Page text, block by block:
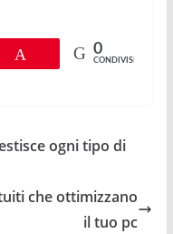
0
CONDIVISIONI
ogni tipo di
che ottimizzano
il tuo pc